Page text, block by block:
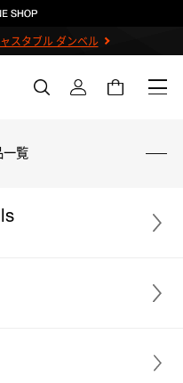
スタブル ダンベル
ート
一覧